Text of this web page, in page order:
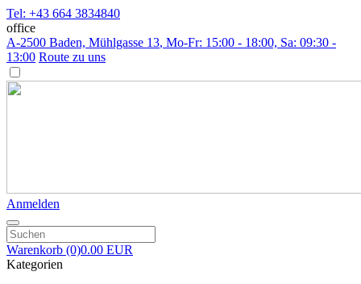
Tel: +43 664 3834840
office
A-2500 Baden, Mühlgasse 13, Mo-Fr: 15:00 - 18:00, Sa: 09:30 -
13:00 Route zu uns
Anmelden
Warenkorb (0)0.00 EUR
Kategorien